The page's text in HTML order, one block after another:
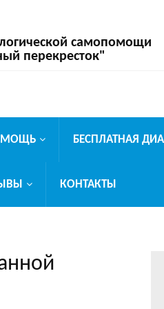
самопомощи
перекресток"
БЕСПЛАТНАЯ
КОНТАКТЫ